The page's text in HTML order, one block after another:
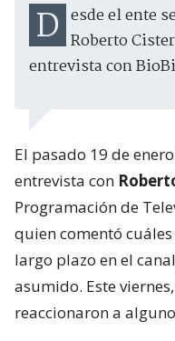
Desde el ente se refirieron a los dichos que Roberto
entrevista con
El pasado 19 de enero
entrevista con
Programación de
quien comentó
largo plazo en el
asumido. Este
reaccionaron a